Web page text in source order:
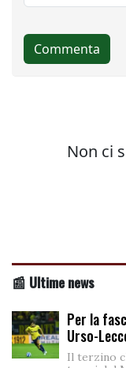
📰 Ultime news
Per la
Urso-
Il terzino